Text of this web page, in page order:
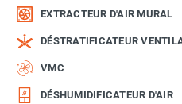
EXTRACTEUR D'AIR MURAL
DÉSTRATIFICATEUR
VMC
DÉSHUMIDIFICATEUR D'AIR